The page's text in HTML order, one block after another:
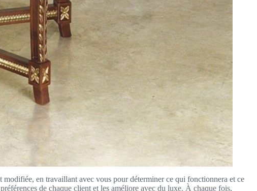
en travaillant avec vous pour déterminer ce qui fonctionnera et ce
de chaque client et les améliore avec du luxe. À chaque fois,